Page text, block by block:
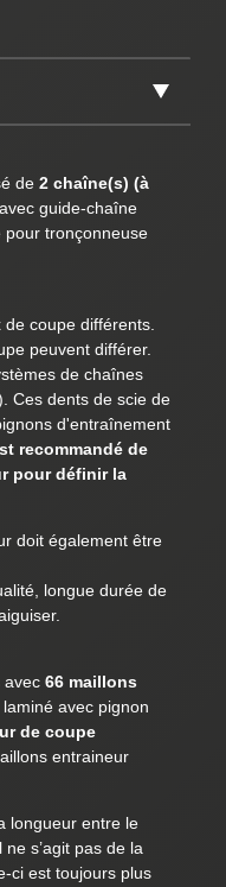
de 2 chaîne(s) (à
avec guide-chaîne
pour tronçonneuse
coupe différents.
peuvent différer.
de chaînes
Ces dents de scie de
d'entraînement
recommandé de
pour définir la
doit également être
longue durée de
avec 66 maillons
avec pignon
de coupe
entraineur
longueur entre le
s’agit pas de la
ci est toujours plus